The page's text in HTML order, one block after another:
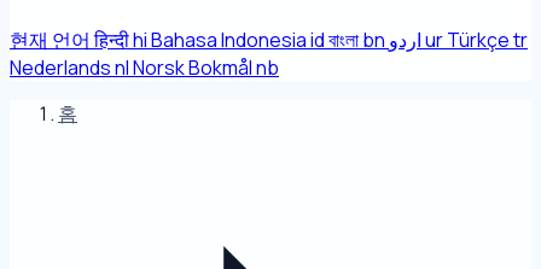
현재 언어 हिन्दीhiBahasa Indonesiaidবাংলাbn اردوurTürkçetr
NederlandsnlNorsk Bokmålnb
홈